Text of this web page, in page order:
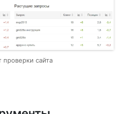
проверки сайта